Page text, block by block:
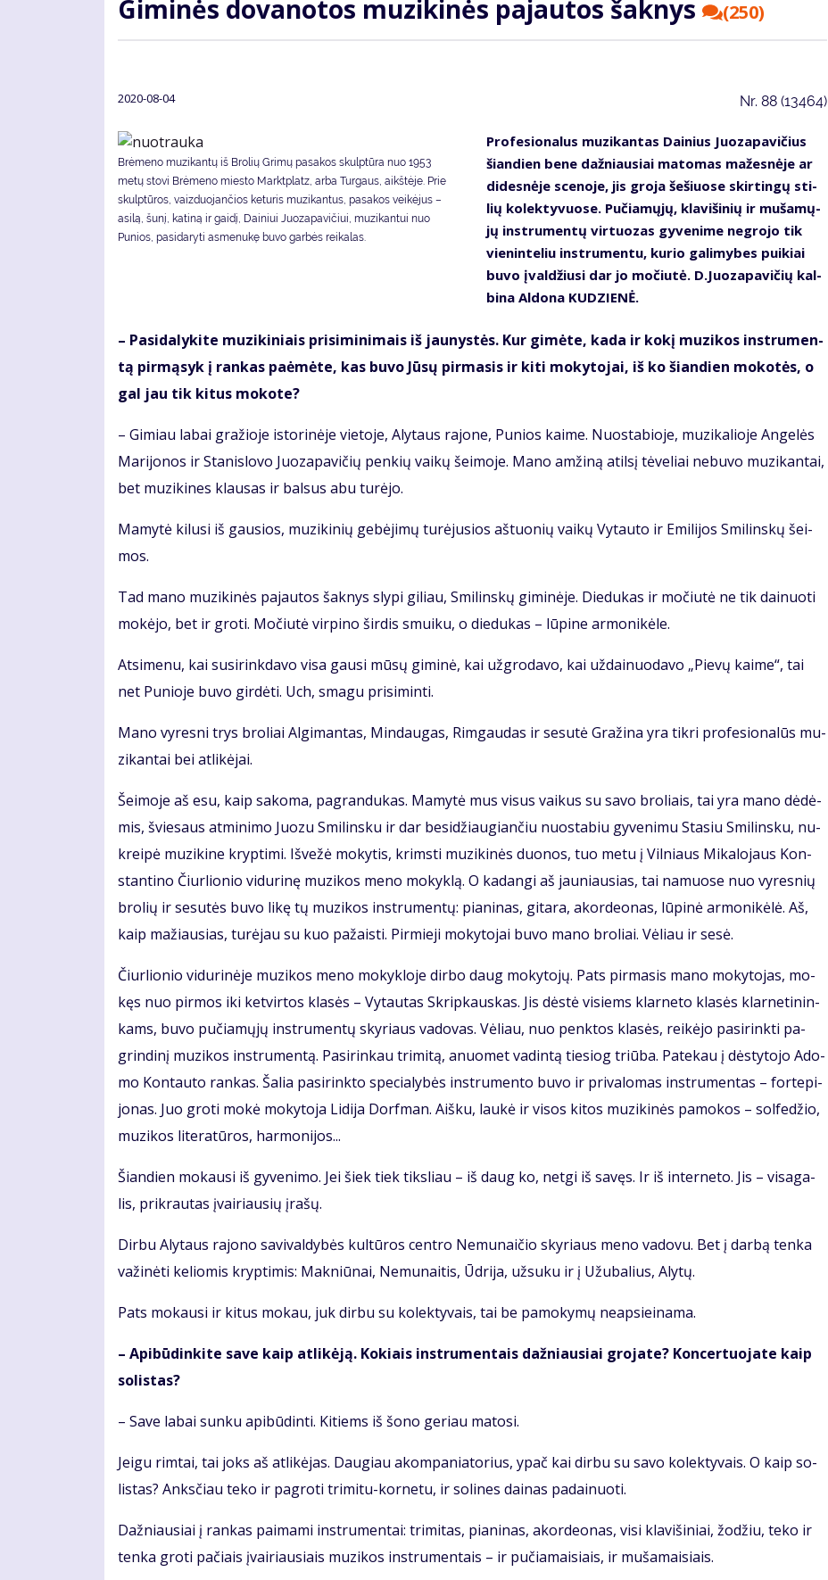
Gi­mi­nės do­va­no­tos mu­zi­ki­nės pa­jau­tos šak­nys (250)
2020-08-04 Nr. 88 (13464)
Brėmeno muzikantų iš Brolių Grimų pasakos skulptūra nuo 1953
metų stovi Brėmeno miesto Marktplatz, arba Turgaus, aikštėje. Prie
skulptūros, vaizduojančios keturis muzikantus, pasakos veikėjus –
asilą, šunį, katiną ir gaidį, Dainiui Juozapavičiui, muzikantui nuo
Punios, pasidaryti asmenukę buvo garbės reikalas.
Pro­fe­sio­na­lus mu­zi­kan­tas Dai­nius Juo­za­pa­vi­čius
šian­dien be­ne daž­niau­siai ma­to­mas ma­žes­nė­je ar
di­des­nė­je sce­no­je, jis gro­ja še­šiuo­se skir­tin­gų sti­
lių ko­lek­ty­vuo­se. Pu­čia­mų­jų, kla­vi­ši­nių ir mu­ša­mų­
jų in­stru­men­tų vir­tuo­zas gy­ve­ni­me ne­gro­jo tik
vie­nin­te­liu in­stru­men­tu, ku­rio ga­li­my­bes pui­kiai
bu­vo įval­džiu­si dar jo mo­čiu­tė. D.Juo­za­pa­vi­čių kal­
bi­na Al­do­na KU­DZIE­NĖ.
– Pa­si­da­ly­ki­te mu­zi­ki­niais pri­si­mi­ni­mais iš jau­nys­tės. Kur gi­mė­te, ka­da ir ko­kį mu­zi­kos in­stru­men­
tą pir­mą­syk į ran­kas pa­ė­mė­te, kas bu­vo Jū­sų pir­ma­sis ir ki­ti mo­ky­to­jai, iš ko šian­dien mo­ko­tės, o
gal jau tik ki­tus mo­ko­te?
– Gi­miau la­bai gra­žio­je is­to­ri­nė­je vie­to­je, Aly­taus ra­jo­ne, Pu­nios kai­me. Nuo­sta­bio­je, mu­zi­ka­lio­je An­ge­lės
Ma­ri­jo­nos ir Sta­nis­lo­vo Juo­za­pa­vi­čių pen­kių vai­kų šei­mo­je. Ma­no am­ži­ną atil­sį tė­ve­liai ne­bu­vo mu­zi­kan­tai,
bet mu­zi­ki­nes klau­sas ir bal­sus abu tu­rė­jo.
Ma­my­tė ki­lu­si iš gau­sios, mu­zi­ki­nių ge­bė­ji­mų tu­rė­ju­sios aš­tuo­nių vai­kų Vy­tau­to ir Emi­li­jos Smi­lins­kų šei­
mos.
Tad ma­no mu­zi­ki­nės pa­jau­tos šak­nys sly­pi gi­liau, Smi­lins­kų gi­mi­nė­je. Die­du­kas ir mo­čiu­tė ne tik dai­nuo­ti
mo­kė­jo, bet ir gro­ti. Mo­čiu­tė vir­pi­no šir­dis smui­ku, o die­du­kas – lū­pi­ne ar­mo­ni­kė­le.
At­si­me­nu, kai su­si­rink­da­vo vi­sa gau­si mū­sų gi­mi­nė, kai už­gro­da­vo, kai už­dai­nuo­da­vo „Pie­vų kai­me“, tai
net Pu­nio­je bu­vo gir­dė­ti. Uch, sma­gu pri­si­min­ti.
Ma­no vy­res­ni trys bro­liai Al­gi­man­tas, Min­dau­gas, Rim­gau­das ir se­su­tė Gra­ži­na yra tik­ri pro­fe­sio­na­lūs mu­
zi­kan­tai bei at­li­kė­jai.
Šei­mo­je aš esu, kaip sa­ko­ma, pa­gran­du­kas. Ma­my­tė mus vi­sus vai­kus su sa­vo bro­liais, tai yra ma­no dė­dė­
mis, švie­saus at­mi­ni­mo Juo­zu Smi­lins­ku ir dar be­si­džiau­gian­čiu nuo­sta­biu gy­ve­ni­mu Sta­siu Smi­lins­ku, nu­
krei­pė mu­zi­ki­ne kryp­ti­mi. Iš­ve­žė mo­ky­tis, krims­ti mu­zi­ki­nės duo­nos, tuo me­tu į Vil­niaus Mi­ka­lo­jaus Kon­
stan­ti­no Čiur­lio­nio vi­du­ri­nę mu­zi­kos me­no mo­kyk­lą. O ka­dan­gi aš jau­niau­sias, tai na­muo­se nuo vy­res­nių
bro­lių ir se­su­tės bu­vo li­kę tų mu­zi­kos in­stru­men­tų: pia­ni­nas, gi­ta­ra, akor­de­o­nas, lū­pi­nė ar­mo­ni­kė­lė. Aš,
kaip ma­žiau­sias, tu­rė­jau su kuo pa­žais­ti. Pir­mie­ji mo­ky­to­jai bu­vo ma­no bro­liai. Vė­liau ir se­sė.
Čiur­lio­nio vi­du­ri­nė­je mu­zi­kos me­no mo­kyk­lo­je dir­bo daug mo­ky­to­jų. Pats pir­ma­sis ma­no mo­ky­to­jas, mo­
kęs nuo pir­mos iki ket­vir­tos kla­sės – Vy­tau­tas Skrip­kaus­kas. Jis dės­tė vi­siems klar­ne­to kla­sės klar­ne­ti­nin­
kams, bu­vo pu­čia­mų­jų in­stru­men­tų sky­riaus va­do­vas. Vė­liau, nuo penk­tos kla­sės, rei­kė­jo pa­si­rink­ti pa­
grin­di­nį mu­zi­kos in­stru­men­tą. Pa­si­rin­kau tri­mi­tą, anuo­met va­din­tą tie­siog triū­ba. Pa­te­kau į dės­ty­to­jo Ado­
mo Kon­tau­to ran­kas. Ša­lia pa­si­rink­to spe­cia­ly­bės in­stru­men­to bu­vo ir pri­va­lo­mas in­stru­men­tas – for­te­pi­
jo­nas. Juo gro­ti mo­kė mo­ky­to­ja Li­di­ja Dorf­man. Aiš­ku, lau­kė ir vi­sos ki­tos mu­zi­ki­nės pa­mo­kos – sol­fe­džio,
mu­zi­kos li­te­ra­tū­ros, har­mo­ni­jos...
Šian­dien mo­kau­si iš gy­ve­ni­mo. Jei šiek tiek tiks­liau – iš daug ko, net­gi iš sa­vęs. Ir iš in­ter­ne­to. Jis – vi­sa­ga­
lis, pri­krau­tas įvai­riau­sių įra­šų.
Dir­bu Aly­taus ra­jo­no sa­vi­val­dy­bės kul­tū­ros cen­tro Ne­mu­nai­čio sky­riaus me­no va­do­vu. Bet į dar­bą ten­ka
va­ži­nė­ti ke­lio­mis kryp­ti­mis: Mak­niū­nai, Ne­mu­nai­tis, Ūd­ri­ja, už­su­ku ir į Užu­ba­lius, Aly­tų.
Pats mo­kau­si ir ki­tus mo­kau, juk dir­bu su ko­lek­ty­vais, tai be pa­mo­ky­mų neap­si­ei­na­ma.
– Api­bū­din­ki­te sa­ve kaip at­li­kė­ją. Ko­kiais in­stru­men­tais daž­niau­siai gro­ja­te? Kon­cer­tuo­ja­te kaip
so­lis­tas?
– Sa­ve la­bai sun­ku api­bū­din­ti. Ki­tiems iš šo­no ge­riau ma­to­si.
Jei­gu rim­tai, tai joks aš at­li­kė­jas. Dau­giau akom­pa­nia­to­rius, ypač kai dir­bu su sa­vo ko­lek­ty­vais. O kaip so­
lis­tas? Anks­čiau te­ko ir pa­gro­ti tri­mi­tu-kor­ne­tu, ir so­li­nes dai­nas pa­dai­nuo­ti.
Daž­niau­siai į ran­kas pa­ima­mi in­stru­men­tai: tri­mi­tas, pia­ni­nas, akor­de­o­nas, vi­si kla­vi­ši­niai, žo­džiu, te­ko ir
ten­ka gro­ti pa­čiais įvai­riau­siais mu­zi­kos in­stru­men­tais – ir pu­čia­mai­siais, ir mu­ša­mai­siais.